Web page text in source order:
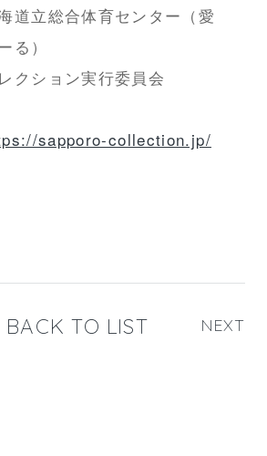
道立総合体育センター（愛
る）
クション実行委員会
sapporo-collection.jp/
BACK TO LIST NEXT